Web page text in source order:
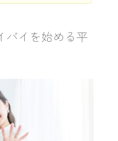
バイを始める平